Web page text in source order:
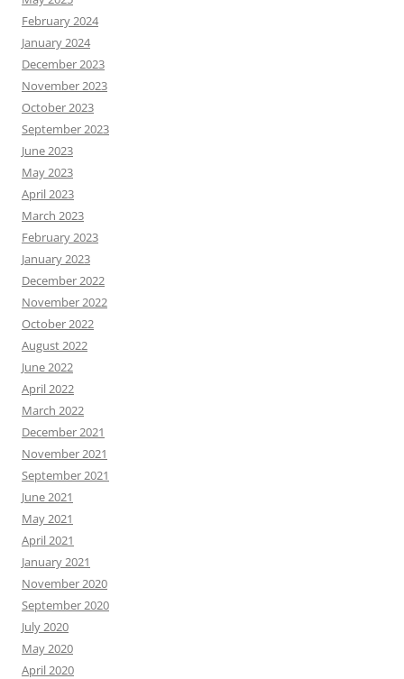
February 2024
January 2024
December 2023
November 2023
October 2023
September 2023
June 2023
May 2023
April 2023
March 2023
February 2023
January 2023
December 2022
November 2022
October 2022
August 2022
June 2022
April 2022
March 2022
December 2021
November 2021
September 2021
June 2021
May 2021
April 2021
January 2021
November 2020
September 2020
July 2020
May 2020
April 2020